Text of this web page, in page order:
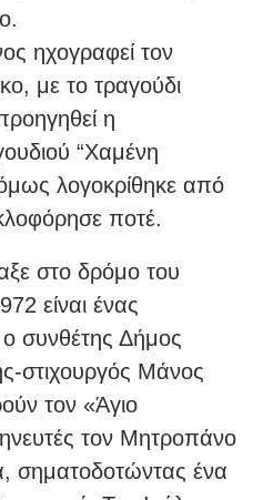
ηχογραφεί τον
με το τραγούδι
η
“Χαμένη
λογοκρίθηκε από
ποτέ.
στο δρόμο του
είναι ένας
συνθέτης Δήμος
στιχουργός Μάνος
τον «Άγιο
τον Μητροπάνο
σηματοδοτώντας ένα